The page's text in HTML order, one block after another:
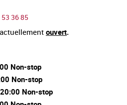
36 85
ouvert.
Non-stop
Non-stop
Non-stop